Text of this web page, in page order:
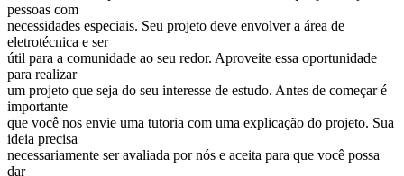
pessoas com
necessidades especiais. Seu projeto deve envolver a área de
eletrotécnica e ser
útil para a comunidade ao seu redor. Aproveite essa oportunidade
para realizar
um projeto que seja do seu interesse de estudo. Antes de começar é
importante
que você nos envie uma tutoria com uma explicação do projeto. Sua
ideia precisa
necessariamente ser avaliada por nós e aceita para que você possa
dar